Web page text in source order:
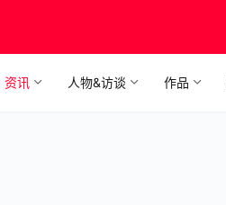
资讯 人物&访谈 作品